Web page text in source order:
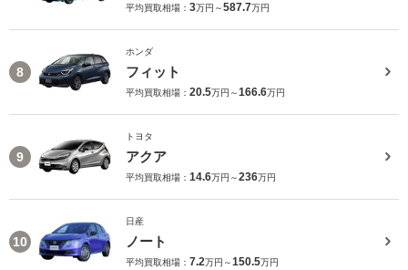
平均買取相場： 3万円～587.7万円
8
ホンダ
フィット
平均買取相場： 20.5万円～166.6万円
9
トヨタ
アクア
平均買取相場： 14.6万円～236万円
10
日産
ノート
平均買取相場： 7.2万円～150.5万円